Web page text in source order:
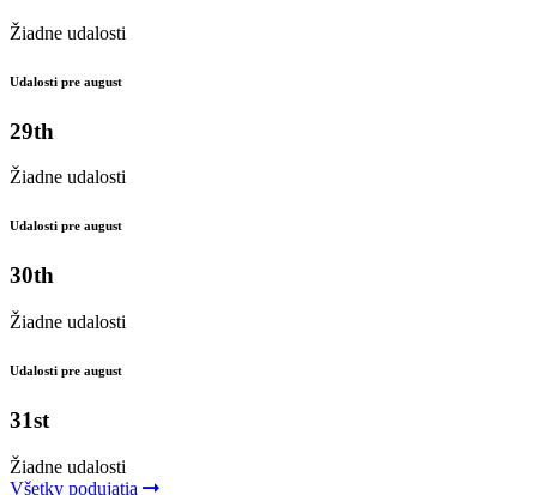
Žiadne udalosti
Udalosti pre august
29th
Žiadne udalosti
Udalosti pre august
30th
Žiadne udalosti
Udalosti pre august
31st
Žiadne udalosti
Všetky podujatia